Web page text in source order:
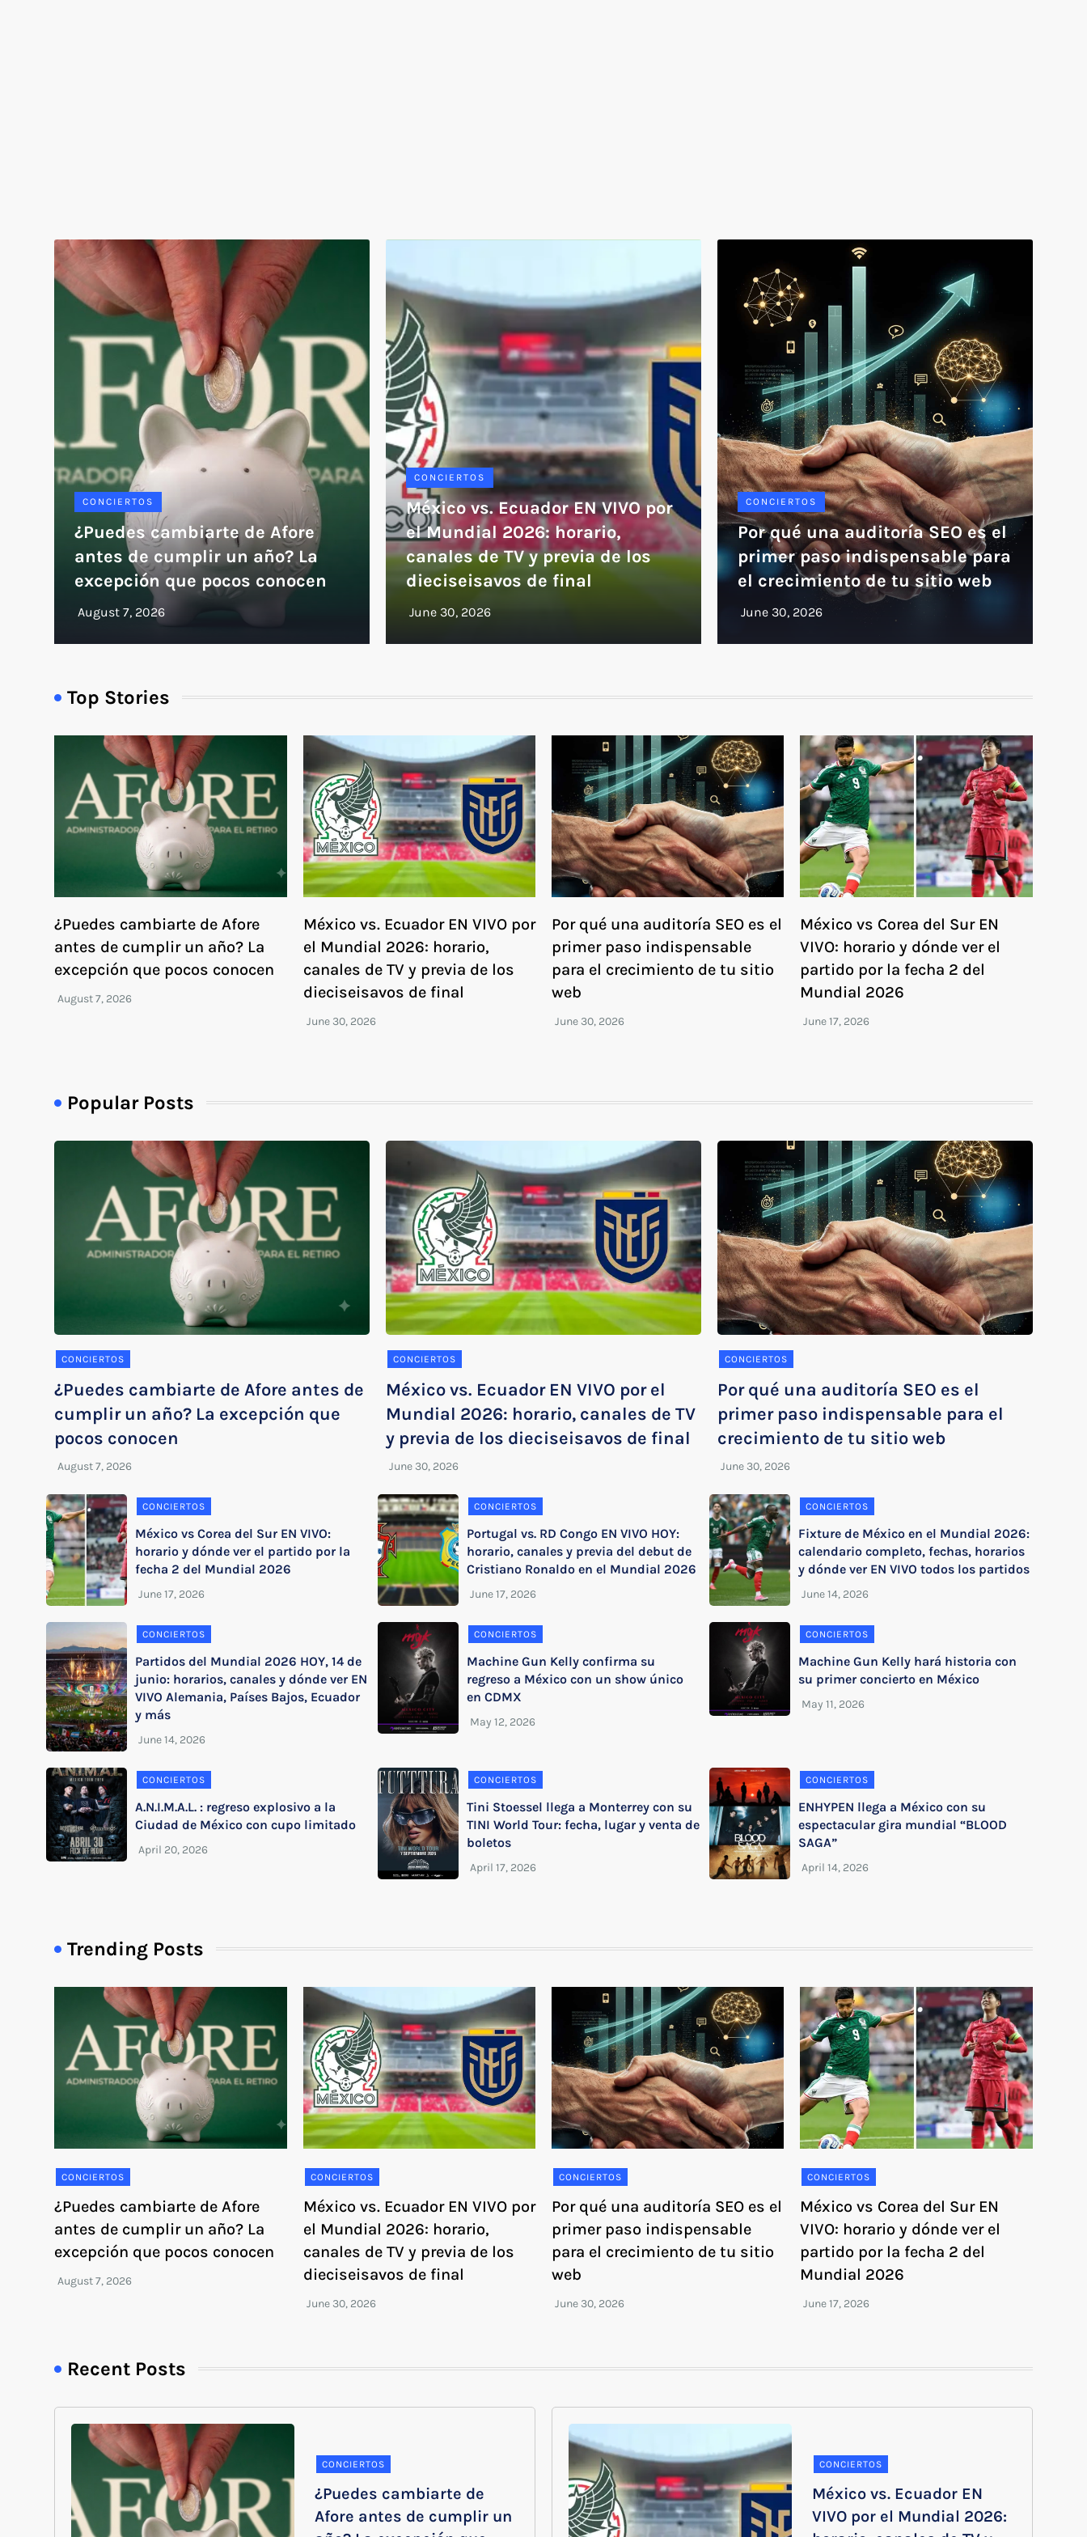
CONCIERTOS
¿Puedes cambiarte de Afore
antes de cumplir un año? La
excepción que pocos conocen
CONCIERTOS
México vs. Ecuador EN VIVO por
el Mundial 2026: horario,
canales de TV y previa de los
dieciseisavos de final
CONCIERTOS
Por qué una auditoría SEO es el
primer paso indispensable para
el crecimiento de tu sitio web
Top Stories
¿Puedes cambiarte de Afore
antes de cumplir un año? La
excepción que pocos conocen
México vs. Ecuador EN VIVO por
el Mundial 2026: horario,
canales de TV y previa de los
dieciseisavos de final
Por qué una auditoría SEO es el
primer paso indispensable
para el crecimiento de tu sitio
web
México vs Corea del Sur EN
VIVO: horario y dónde ver el
partido por la fecha 2 del
Mundial 2026
Popular Posts
CONCIERTOS
¿Puedes cambiarte de Afore antes de
cumplir un año? La excepción que
pocos conocen
CONCIERTOS
México vs. Ecuador EN VIVO por el
Mundial 2026: horario, canales de TV
y previa de los dieciseisavos de final
CONCIERTOS
Por qué una auditoría SEO es el
primer paso indispensable para el
crecimiento de tu sitio web
CONCIERTOS
México vs Corea del Sur EN VIVO:
horario y dónde ver el partido por la
fecha 2 del Mundial 2026
CONCIERTOS
Portugal vs. RD Congo EN VIVO HOY:
horario, canales y previa del debut de
Cristiano Ronaldo en el Mundial 2026
CONCIERTOS
Fixture de México en el Mundial 2026:
calendario completo, fechas, horarios
y dónde ver EN VIVO todos los partidos
CONCIERTOS
Partidos del Mundial 2026 HOY, 14 de
junio: horarios, canales y dónde ver EN
VIVO Alemania, Países Bajos, Ecuador
y más
CONCIERTOS
Machine Gun Kelly confirma su
regreso a México con un show único
en CDMX
CONCIERTOS
Machine Gun Kelly hará historia con
su primer concierto en México
CONCIERTOS
A.N.I.M.A.L. : regreso explosivo a la
Ciudad de México con cupo limitado
CONCIERTOS
Tini Stoessel llega a Monterrey con su
TINI World Tour: fecha, lugar y venta de
boletos
CONCIERTOS
ENHYPEN llega a México con su
espectacular gira mundial “BLOOD
SAGA”
Trending Posts
CONCIERTOS
¿Puedes cambiarte de Afore
antes de cumplir un año? La
excepción que pocos conocen
CONCIERTOS
México vs. Ecuador EN VIVO por
el Mundial 2026: horario,
canales de TV y previa de los
dieciseisavos de final
CONCIERTOS
Por qué una auditoría SEO es el
primer paso indispensable
para el crecimiento de tu sitio
web
CONCIERTOS
México vs Corea del Sur EN
VIVO: horario y dónde ver el
partido por la fecha 2 del
Mundial 2026
Recent Posts
CONCIERTOS
¿Puedes cambiarte de
Afore antes de cumplir un
CONCIERTOS
México vs. Ecuador EN
VIVO por el Mundial 2026: